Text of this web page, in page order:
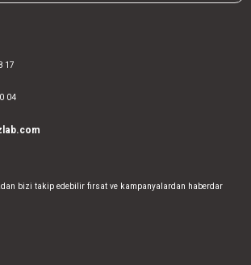
17
04
bizi takip edebilir fırsat ve kampanyalardan haberdar